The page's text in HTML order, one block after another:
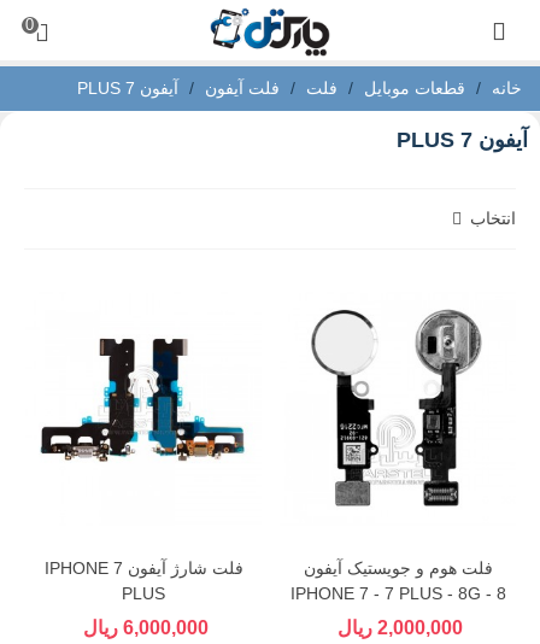
0
خانه / قطعات موبایل / فلت / فلت آیفون / آیفون 7 PLUS
آیفون 7 PLUS
انتخاب
فلت هوم و جویستیک آیفون
IPHONE 7 - 7 PLUS - 8G - 8
PLUS
2,000,000 ریال
فلت شارژ آیفون IPHONE 7
PLUS
6,000,000 ریال